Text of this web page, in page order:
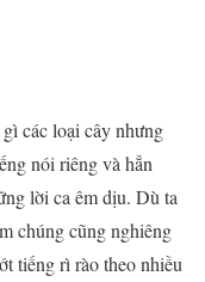
các loại cây nhưng
nói riêng và hẳn
lời ca êm dịu. Dù ta
chúng cũng nghiêng
tiếng rì rào theo nhiều